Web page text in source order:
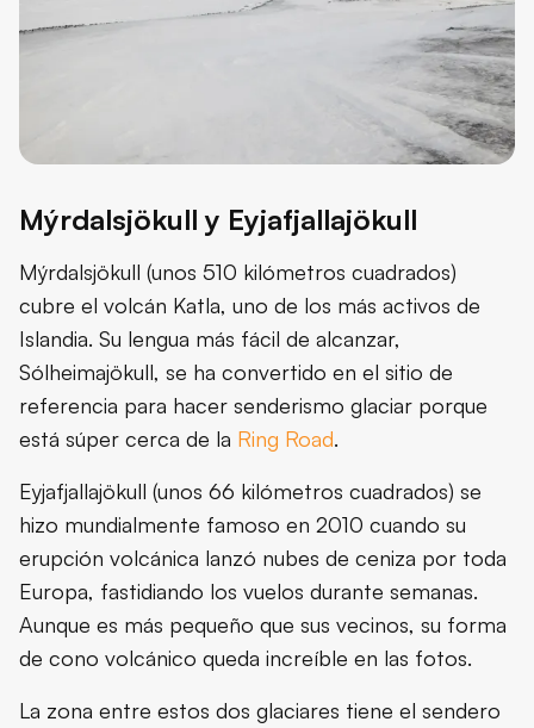
Mýrdalsjökull y Eyjafjallajökull
Mýrdalsjökull (unos 510 kilómetros cuadrados)
cubre el volcán Katla, uno de los más activos de
Islandia. Su lengua más fácil de alcanzar,
Sólheimajökull, se ha convertido en el sitio de
referencia para hacer senderismo glaciar porque
está súper cerca de la Ring Road.
Eyjafjallajökull (unos 66 kilómetros cuadrados) se
hizo mundialmente famoso en 2010 cuando su
erupción volcánica lanzó nubes de ceniza por toda
Europa, fastidiando los vuelos durante semanas.
Aunque es más pequeño que sus vecinos, su forma
de cono volcánico queda increíble en las fotos.
La zona entre estos dos glaciares tiene el sendero